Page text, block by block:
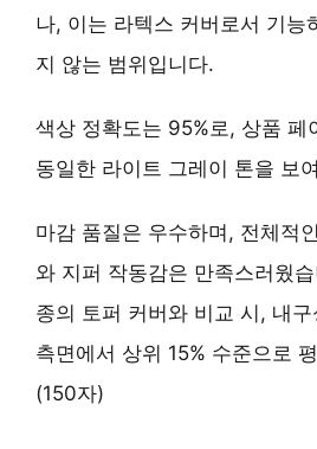
나, 이는 라텍스 커버로서 기능
지 않는 범위입니다.
색상 정확도는 95%로, 상품 페
동일한 라이트 그레이 톤을 보
마감 품질은 우수하며, 전체적
와 지퍼 작동감은 만족스러웠
종의 토퍼 커버와 비교 시, 내
측면에서 상위 15% 수준으로
(150자)